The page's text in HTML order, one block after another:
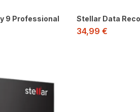
9 Professional
Stellar Data
34,99 €